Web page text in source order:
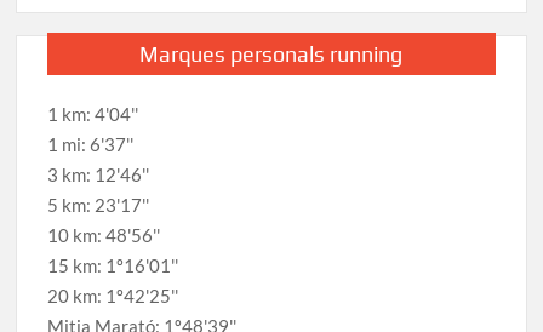
Marques personals running
1 km: 4'04''
1 mi: 6'37''
3 km: 12'46''
5 km: 23'17''
10 km: 48'56''
15 km: 1º16'01''
20 km: 1º42'25''
Mitja Marató: 1º48'39''